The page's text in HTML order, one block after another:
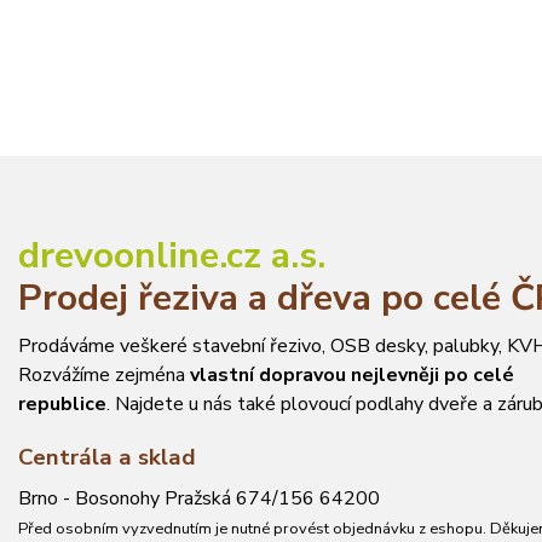
drevoonline.cz a.s.
Prodej řeziva a dřeva po celé
Prodáváme veškeré stavební řezivo, OSB desky, palubky,
Rozvážíme zejména vlastní dopravou nejlevněji po celé
republice. Najdete u nás také plovoucí podlahy dveře a
Centrála a sklad
Brno - Bosonohy Pražská 674/156 64200
Před osobním vyzvednutím je nutné provést objednávku z eshopu.